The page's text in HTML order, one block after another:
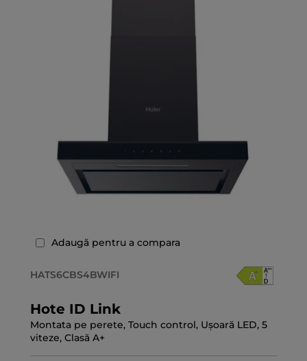
Adaugă pentru a compara
HATS6CBS4BWIFI
Hote ID Link
Montata pe perete, Touch control, Ușoară LED, 5
viteze, Clasă A+